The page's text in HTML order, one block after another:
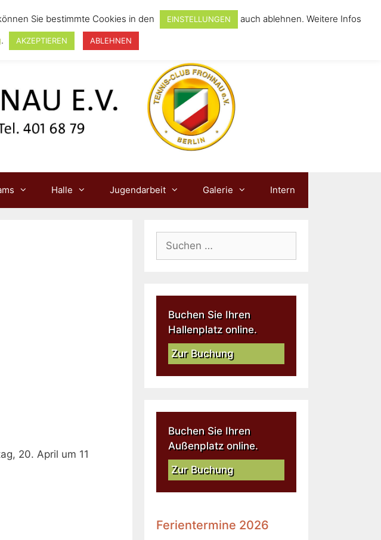
Halle Jugendarbeit Galerie Intern
20. April um 11
Buchen Sie Ihren
Hallenplatz online.
Zur Buchung
Buchen Sie Ihren
Außenplatz online.
Zur Buchung
Ferientermine 2026
Sie bestimmte Cookies in den EINSTELLUNGEN
auch ablehnen. Weitere Infos
. AKZEPTIEREN ABLEHNEN